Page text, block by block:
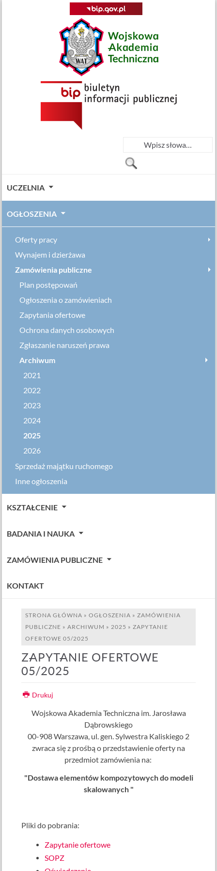
UCZELNIA
OGŁOSZENIA
Oferty pracy
Wynajem i dzierżawa
Zamówienia publiczne
Plan postępowań
Ogłoszenia o zamówieniach
Zapytania ofertowe
Ochrona danych osobowych
Zgłaszanie naruszeń prawa
Archiwum
2021
2022
2023
2024
2025
2026
Sprzedaż majątku ruchomego
Inne ogłoszenia
KSZTAŁCENIE
BADANIA I NAUKA
ZAMÓWIENIA PUBLICZNE
KONTAKT
STRONA GŁÓWNA »OGŁOSZENIA »ZAMÓWIENIA
PUBLICZNE »ARCHIWUM » 2025 »ZAPYTANIE
OFERTOWE 05/2025
ZAPYTANIE OFERTOWE
05/2025
Drukuj
Wojskowa Akademia Techniczna im. Jarosława
Dąbrowskiego
00-908 Warszawa, ul. gen. Sylwestra Kaliskiego 2
zwraca się z prośbą o przedstawienie oferty na
przedmiot zamówienia na:
"Dostawa elementów kompozytowych do modeli
skalowanych "
Pliki do pobrania:
Zapytanie ofertowe
SOPZ